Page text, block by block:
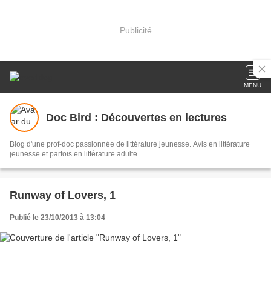
Publicité
MENU
Doc Bird : Découvertes en lectures
Blog d'une prof-doc passionnée de littérature jeunesse. Avis en littérature
jeunesse et parfois en littérature adulte.
Runway of Lovers, 1
Publié le 23/10/2013 à 13:04